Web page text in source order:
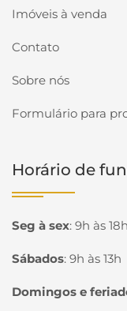
Imóveis à venda
Contato
Sobre nós
Formulário para
Horário de
Seg à sex: 9h às 18h
Sábados: 9h às 13h
Domingos e